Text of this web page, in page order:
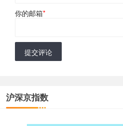
你的邮箱*
提交评论
沪深京指数